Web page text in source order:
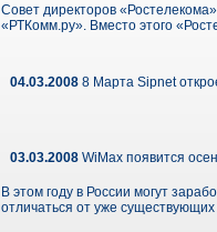
Совет директоров
«РТКомм.ру». Вместо этого
04.03.2008 8 Марта Sipnet
03.03.2008 WiMax появится
В этом году в России могут
отличаться от уже